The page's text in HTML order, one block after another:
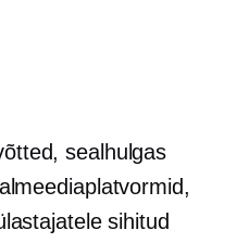
sealhulgas
sihitud